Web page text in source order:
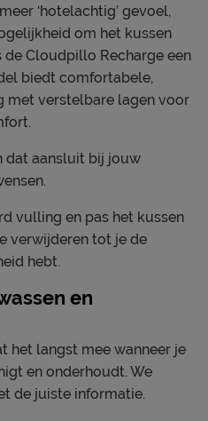
‘hotelachtig’ gevoel,
om het kussen
de Cloudpillo Recharge een
biedt comfortabele,
met verstelbare lagen voor
dat aansluit bij jouw
vulling en pas het kussen
verwijderen tot je de
hebt.
en
het langst mee wanneer je
en onderhoudt. We
de juiste informatie.